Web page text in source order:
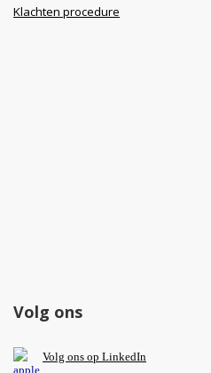
Klachten procedure
Volg ons
Volg ons op LinkedIn